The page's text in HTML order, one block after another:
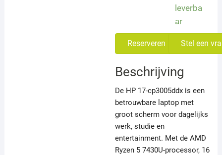
leverba
ar
Reserveren Stel een
Beschrijving
De HP 17-cp3005ddx is een
betrouwbare laptop met
groot scherm voor dagelijks
werk, studie en
entertainment. Met de AMD
Ryzen 5 7430U-processor, 16